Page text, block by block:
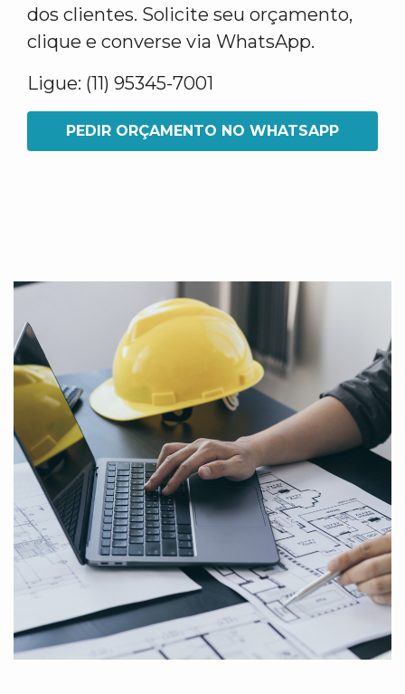
dos clientes. Solicite seu orçamento,
clique e converse via WhatsApp.
Ligue: (11) 95345-7001
PEDIR ORÇAMENTO NO WHATSAPP